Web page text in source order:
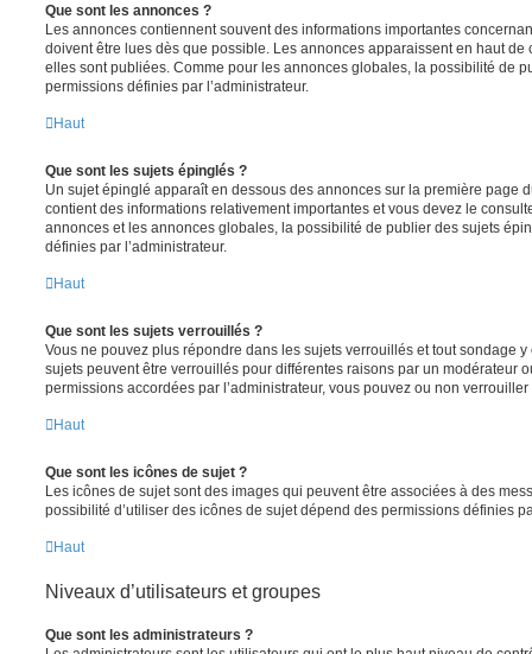
Que sont les annonces ?
Les annonces contiennent souvent des informations importantes
doivent être lues dès que possible. Les annonces apparaissent en haut
elles sont publiées. Comme pour les annonces globales, la possibilité de
permissions définies par l’administrateur.
Haut
Que sont les sujets épinglés ?
Un sujet épinglé apparaît en dessous des annonces sur la première page
contient des informations relativement importantes et vous devez le
annonces et les annonces globales, la possibilité de publier des sujets
définies par l’administrateur.
Haut
Que sont les sujets verrouillés ?
Vous ne pouvez plus répondre dans les sujets verrouillés et tout sondage
sujets peuvent être verrouillés pour différentes raisons par un modérateur
permissions accordées par l’administrateur, vous pouvez ou non
Haut
Que sont les icônes de sujet ?
Les icônes de sujet sont des images qui peuvent être associées à des
possibilité d’utiliser des icônes de sujet dépend des permissions définies
Haut
Niveaux d’utilisateurs et groupes
Que sont les administrateurs ?